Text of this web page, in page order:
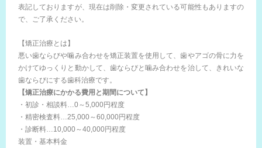
表記しておりますが、現在は削除・変更されている可能性もありますの
で、ご了承ください。
【矯正治療とは】
悪い歯ならびや噛み合わせを矯正装置を使用して、歯やアゴの骨に力を
かけてゆっくりと動かして、歯ならびと噛み合わせを治して、きれいな
歯ならびにする歯科治療です。
【矯正治療にかかる費用と期間について】
・初診・相談料…0～5,000円程度
・精密検査料…25,000～60,000円程度
・診断料…10,000～40,000円程度
装置・基本料金